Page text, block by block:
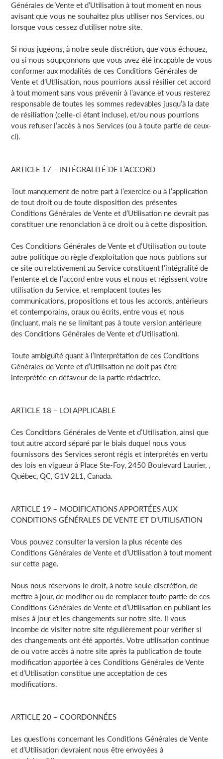
Générales de Vente et d’Utilisation à tout moment en nous
avisant que vous ne souhaitez plus utiliser nos Services, ou
lorsque vous cessez d’utiliser notre site.
Si nous jugeons, à notre seule discrétion, que vous échouez,
ou si nous soupçonnons que vous avez été incapable de vous
conformer aux modalités de ces Conditions Générales de
Vente et d’Utilisation, nous pourrions aussi résilier cet accord
à tout moment sans vous prévenir à l’avance et vous resterez
responsable de toutes les sommes redevables jusqu’à la date
de résiliation (celle-ci étant incluse), et/ou nous pourrions
vous refuser l’accès à nos Services (ou à toute partie de ceux-
ci).
ARTICLE 17 – INTÉGRALITÉ DE L’ACCORD
Tout manquement de notre part à l’exercice ou à l’application
de tout droit ou de toute disposition des présentes
Conditions Générales de Vente et d’Utilisation ne devrait pas
constituer une renonciation à ce droit ou à cette disposition.
Ces Conditions Générales de Vente et d’Utilisation ou toute
autre politique ou règle d’exploitation que nous publions sur
ce site ou relativement au Service constituent l’intégralité de
l’entente et de l’accord entre vous et nous et régissent votre
utilisation du Service, et remplacent toutes les
communications, propositions et tous les accords, antérieurs
et contemporains, oraux ou écrits, entre vous et nous
(incluant, mais ne se limitant pas à toute version antérieure
des Conditions Générales de Vente et d’Utilisation).
Toute ambiguïté quant à l’interprétation de ces Conditions
Générales de Vente et d’Utilisation ne doit pas être
interprétée en défaveur de la partie rédactrice.
ARTICLE 18 – LOI APPLICABLE
Ces Conditions Générales de Vente et d’Utilisation, ainsi que
tout autre accord séparé par le biais duquel nous vous
fournissons des Services seront régis et interprétés en vertu
des lois en vigueur à Place Ste-Foy, 2450 Boulevard Laurier, ,
Québec, QC, G1V 2L1, Canada.
ARTICLE 19 – MODIFICATIONS APPORTÉES AUX
CONDITIONS GÉNÉRALES DE VENTE ET D’UTILISATION
Vous pouvez consulter la version la plus récente des
Conditions Générales de Vente et d’Utilisation à tout moment
sur cette page.
Nous nous réservons le droit, à notre seule discrétion, de
mettre à jour, de modifier ou de remplacer toute partie de ces
Conditions Générales de Vente et d’Utilisation en publiant les
mises à jour et les changements sur notre site. Il vous
incombe de visiter notre site régulièrement pour vérifier si
des changements ont été apportés. Votre utilisation continue
de ou votre accès à notre site après la publication de toute
modification apportée à ces Conditions Générales de Vente
et d’Utilisation constitue une acceptation de ces
modifications.
ARTICLE 20 – COORDONNÉES
Les questions concernant les Conditions Générales de Vente
et d’Utilisation devraient nous être envoyées à